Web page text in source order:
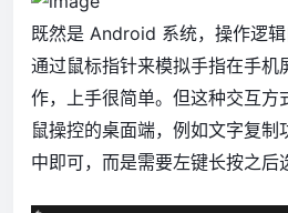
既然是 Android 系统，操作逻辑
通过鼠标指针来模拟手指在手机
作，上手很简单。但这种交互方
鼠操控的桌面端，例如文字复制
中即可，而是需要左键长按之后